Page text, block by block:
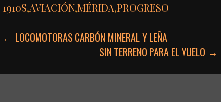
1910S,AVIACIÓN,MÉRIDA,PROGRESO
NAVEGACIÓN
← LOCOMOTORAS CARBÓN MINERAL Y LEÑA
SIN TERRENO PARA EL VUELO →